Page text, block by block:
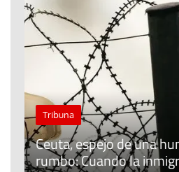
El cuidado de la creación